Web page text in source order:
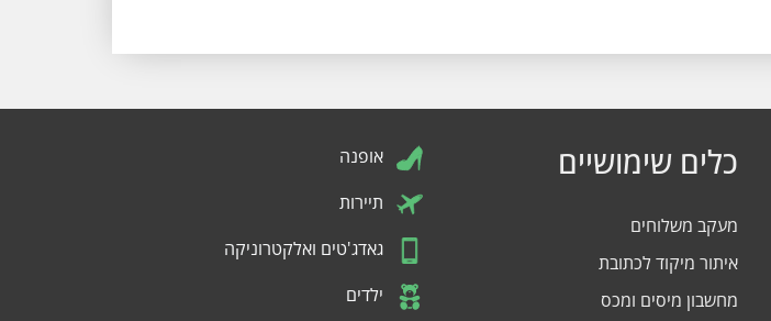
כלים שימושיים
מעקב משלוחים
איתור מיקוד לכתובת
מחשבון מיסים ומכס
אופנה
תיירות
גאדג'טים ואלקטרוניקה
ילדים